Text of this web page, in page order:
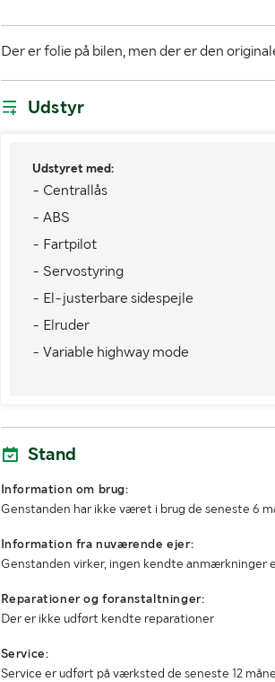
Brændstof Diesel
Antal nøgler
1. reg./1. trafik
Vægt i driftsklar stand/Lastvægt
(kg)
Maks. anhængervægt (kg)
Der er folie på bilen, men der er den
Udstyr
Udstyret med:
- Centrallås
- ABS
- Fartpilot
- Servostyring
- El-justerbare sidespejle
- Elruder
- Variable highway mode
Stand
Information om brug:
Genstanden har ikke været i brug de seneste 6
Information fra nuværende ejer:
Genstanden virker, ingen kendte anmærkninger
Reparationer og foranstaltninger:
Der er ikke udført kendte reparationer
Service:
Service er udført på værksted de seneste 12